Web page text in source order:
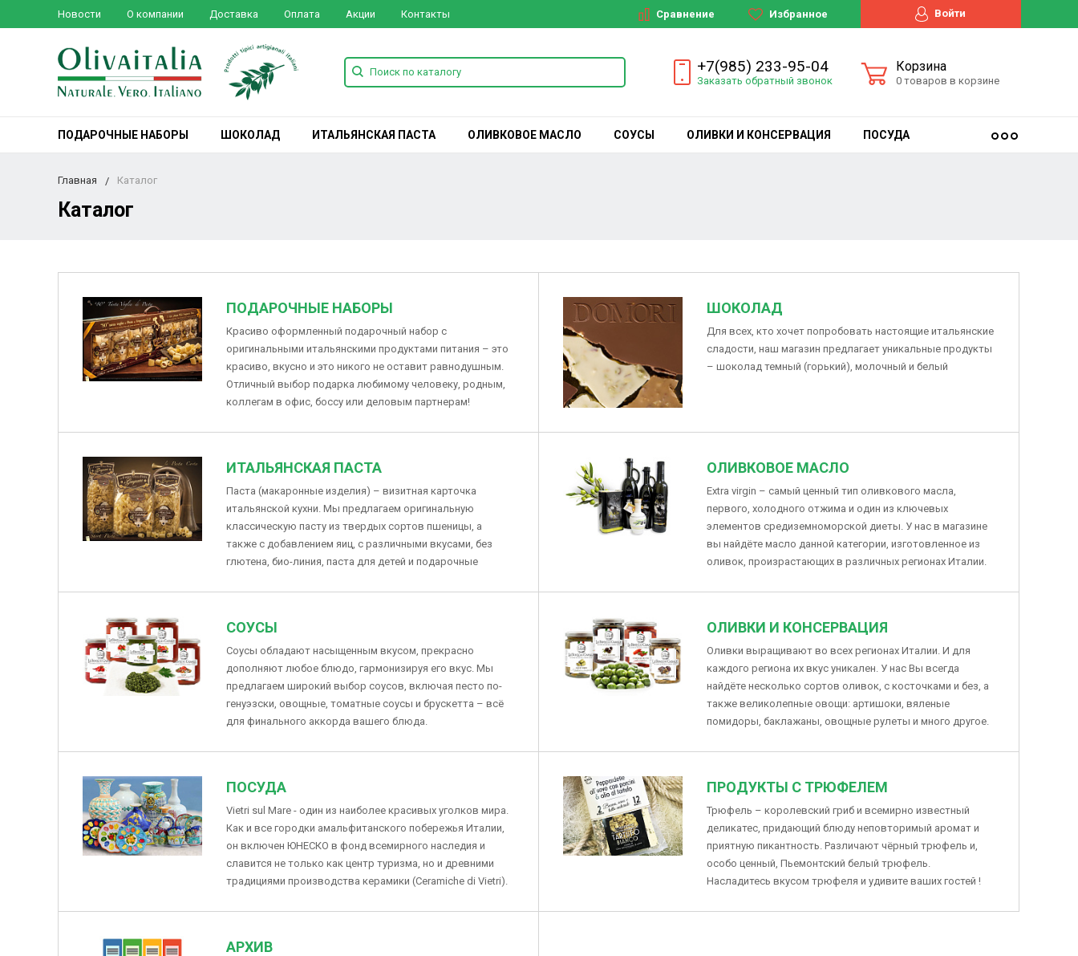
Новости О компании Доставка Оплата Акции Контакты Сравнение Избранное Войти
+7(985) 233-95-04
Заказать обратный звонок
Корзина
0 товаров в корзине
ПОДАРОЧНЫЕ НАБОРЫ ШОКОЛАД ИТАЛЬЯНСКАЯ ПАСТА ОЛИВКОВОЕ МАСЛО СОУСЫ ОЛИВКИ И КОНСЕРВАЦИЯ ПОСУДА
Главная Каталог
Каталог
ПОДАРОЧНЫЕ НАБОРЫ
Красиво оформленный подарочный набор с
оригинальными итальянскими продуктами питания – это
красиво, вкусно и это никого не оставит равнодушным.
Отличный выбор подарка любимому человеку, родным,
коллегам в офис, боссу или деловым партнерам!
ШОКОЛАД
Для всех, кто хочет попробовать настоящие итальянские
сладости, наш магазин предлагает уникальные продукты
– шоколад темный (горький), молочный и белый
ИТАЛЬЯНСКАЯ ПАСТА
Паста (макаронные изделия) – визитная карточка
итальянской кухни. Мы предлагаем оригинальную
классическую пасту из твердых сортов пшеницы, а
также с добавлением яиц, с различными вкусами, без
глютена, био-линия, паста для детей и подарочные
ОЛИВКОВОЕ МАСЛО
Extra virgin – самый ценный тип оливкового масла,
первого, холодного отжима и один из ключевых
элементов средиземноморской диеты. У нас в магазине
вы найдёте масло данной категории, изготовленное из
оливок, произрастающих в различных регионах Италии.
СОУСЫ
Соусы обладают насыщенным вкусом, прекрасно
дополняют любое блюдо, гармонизируя его вкус. Мы
предлагаем широкий выбор соусов, включая песто по-
генуэзски, овощные, томатные соусы и брускетта – всё
для финального аккорда вашего блюда.
ОЛИВКИ И КОНСЕРВАЦИЯ
Оливки выращивают во всех регионах Италии. И для
каждого региона их вкус уникален. У нас Вы всегда
найдёте несколько сортов оливок, с косточками и без, а
также великолепные овощи: артишоки, вяленые
помидоры, баклажаны, овощные рулеты и много другое.
ПОСУДА
Vietri sul Mare - один из наиболее красивых уголков мира.
Как и все городки амальфитанского побережья Италии,
он включен ЮНЕСКО в фонд всемирного наследия и
славится не только как центр туризма, но и древними
традициями производства керамики (Ceramiche di Vietri).
ПРОДУКТЫ С ТРЮФЕЛЕМ
Трюфель – королевский гриб и всемирно известный
деликатес, придающий блюду неповторимый аромат и
приятную пикантность. Различают чёрный трюфель и,
особо ценный, Пьемонтский белый трюфель.
Насладитесь вкусом трюфеля и удивите ваших гостей !
АРХИВ